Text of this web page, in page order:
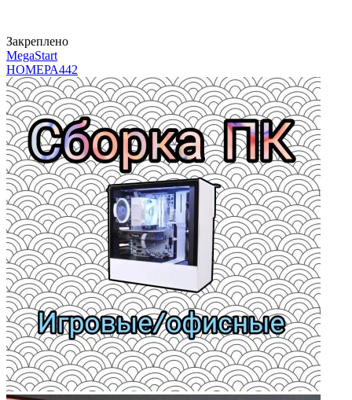
Закреплено
MegaStart
НОМЕРА442